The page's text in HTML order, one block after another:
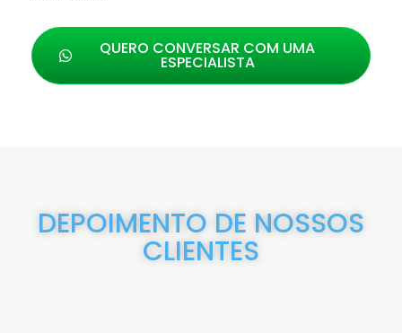
QUERO CONVERSAR COM UMA
ESPECIALISTA
DEPOIMENTO DE NOSSOS
CLIENTES